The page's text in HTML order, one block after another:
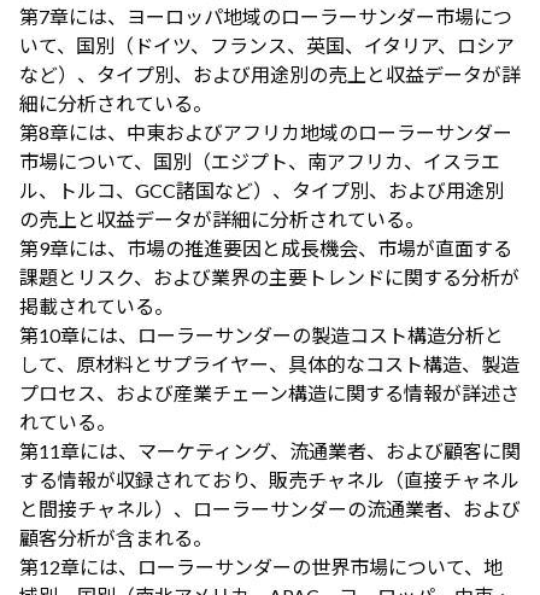
第7章には、ヨーロッパ地域のローラーサンダー市場につ
いて、国別（ドイツ、フランス、英国、イタリア、ロシア
など）、タイプ別、および用途別の売上と収益データが詳
細に分析されている。
第8章には、中東およびアフリカ地域のローラーサンダー
市場について、国別（エジプト、南アフリカ、イスラエ
ル、トルコ、GCC諸国など）、タイプ別、および用途別
の売上と収益データが詳細に分析されている。
第9章には、市場の推進要因と成長機会、市場が直面する
課題とリスク、および業界の主要トレンドに関する分析が
掲載されている。
第10章には、ローラーサンダーの製造コスト構造分析と
して、原材料とサプライヤー、具体的なコスト構造、製造
プロセス、および産業チェーン構造に関する情報が詳述さ
れている。
第11章には、マーケティング、流通業者、および顧客に関
する情報が収録されており、販売チャネル（直接チャネル
と間接チャネル）、ローラーサンダーの流通業者、および
顧客分析が含まれる。
第12章には、ローラーサンダーの世界市場について、地